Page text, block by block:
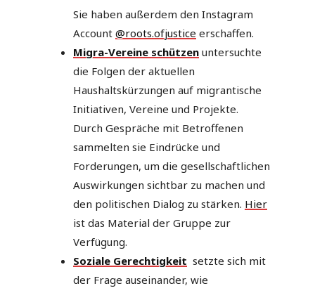
Sie haben außerdem den Instagram
Account @roots.ofjustice erschaffen.
Migra-Vereine schützen untersuchte
die Folgen der aktuellen
Haushaltskürzungen auf migrantische
Initiativen, Vereine und Projekte.
Durch Gespräche mit Betroffenen
sammelten sie Eindrücke und
Forderungen, um die gesellschaftlichen
Auswirkungen sichtbar zu machen und
den politischen Dialog zu stärken. Hier
ist das Material der Gruppe zur
Verfügung.
Soziale Gerechtigkeit setzte sich mit
der Frage auseinander, wie